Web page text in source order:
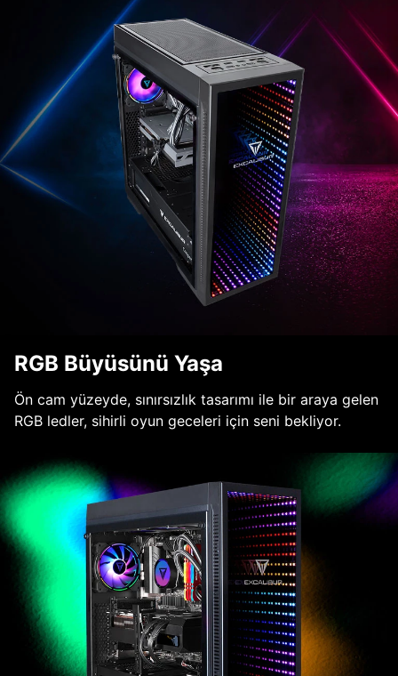
RGB Büyüsünü Yaşa
Ön cam yüzeyde, sınırsızlık tasarımı ile bir araya gelen
RGB ledler, sihirli oyun geceleri için seni bekliyor.